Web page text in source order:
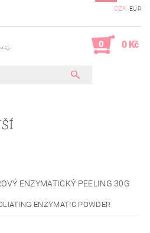
CZK EUR
0 0 Kč
ENZYMATICKÝ PEELING 30G
ENZYMATIC POWDER